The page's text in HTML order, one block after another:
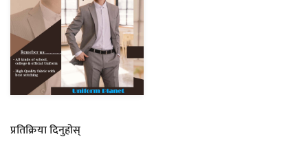
प्रतिक्रिया दिनुहोस्